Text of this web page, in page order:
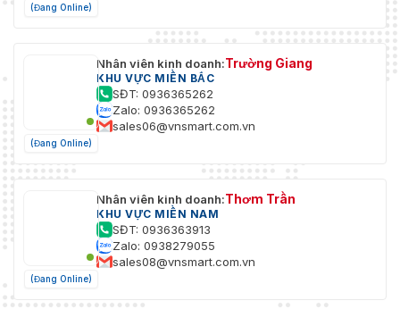
(Đang Online)
(Đang Online)
Nhân viên kinh doanh:Trường Giang
KHU VỰC MIỀN BẮC
SĐT: 0936365262
Zalo: 0936365262
sales06@vnsmart.com.vn
(Đang Online)
Nhân viên kinh doanh:Thơm Trần
KHU VỰC MIỀN NAM
SĐT: 0936363913
Zalo: 0938279055
sales08@vnsmart.com.vn